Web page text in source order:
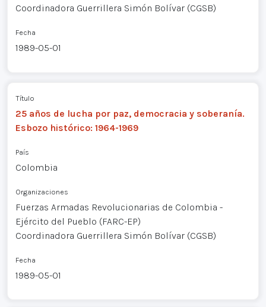
Coordinadora Guerrillera Simón Bolívar (CGSB)
Fecha
1989-05-01
Título
25 años de lucha por paz, democracia y soberanía.
Esbozo histórico: 1964-1969
País
Colombia
Organizaciones
Fuerzas Armadas Revolucionarias de Colombia -
Ejército del Pueblo (FARC-EP)
Coordinadora Guerrillera Simón Bolívar (CGSB)
Fecha
1989-05-01